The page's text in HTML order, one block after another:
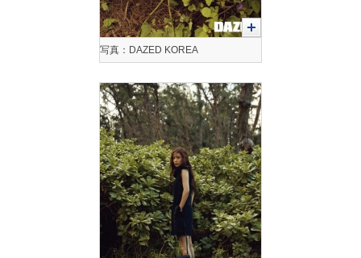
写真：DAZED KOREA